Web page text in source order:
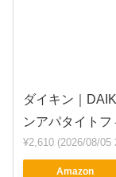
ダイキン｜
ンアパタイト
¥2,610 (2026/08/05
Amazon